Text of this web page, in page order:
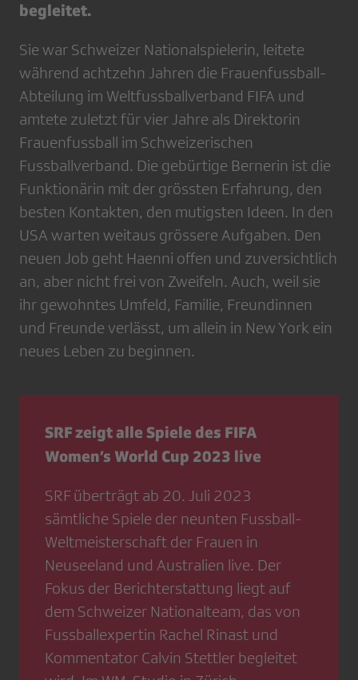
begleitet.
Sie war Schweizer Nationalspielerin, leitete
während achtzehn Jahren die Frauenfussball-
Abteilung im Weltfussballverband FIFA und
amtete zuletzt für vier Jahre als Direktorin
Frauenfussball im Schweizerischen
Fussballverband. Die gebürtige Bernerin ist die
Funktionärin mit der grössten Erfahrung, den
besten Kontakten, den mutigsten Ideen. In den
USA warten weitaus grössere Aufgaben. Den
neuen Job geht Haenni offen und zuversichtlich
an, aber nicht frei von Zweifeln. Auch, weil sie
ihr gewohntes Umfeld, Familie, Freundinnen
und Freunde verlässt, um allein in New York ein
neues Leben zu beginnen.
SRF zeigt alle Spiele des FIFA
Women’s World Cup 2023 live
SRF überträgt ab 20. Juli 2023
sämtliche Spiele der neunten Fussball-
Weltmeisterschaft der Frauen in
Neuseeland und Australien live. Der
Fokus der Berichterstattung liegt auf
dem Schweizer Nationalteam, das von
Fussballexpertin Rachel Rinast und
Kommentator Calvin Stettler begleitet